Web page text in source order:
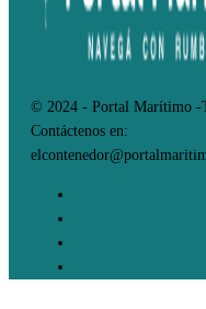
© 2024 - Portal Marítimo -
Contáctenos en: